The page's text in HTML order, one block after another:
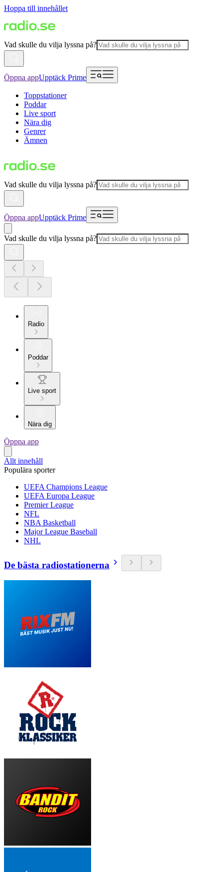
Hoppa till innehållet
Vad skulle du vilja lyssna på?
Öppna appUpptäck Prime
Toppstationer
Poddar
Live sport
Nära dig
Genrer
Ämnen
Vad skulle du vilja lyssna på?
Öppna appUpptäck Prime
Vad skulle du vilja lyssna på?
Radio
Poddar
Live sport
Nära dig
Öppna app
Allt innehåll
Populära sporter
UEFA Champions League
UEFA Europa League
Premier League
NFL
NBA Basketball
Major League Baseball
NHL
De bästa radiostationerna